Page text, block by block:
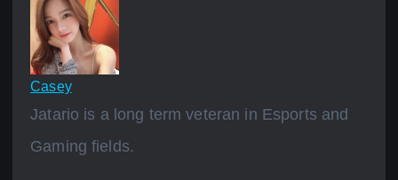
Casey
Jatario is a long term veteran in Esports and
Gaming fields.